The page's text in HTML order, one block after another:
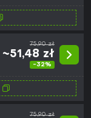
75,90 zł
~51,48 zł
-32%
75,90 zł